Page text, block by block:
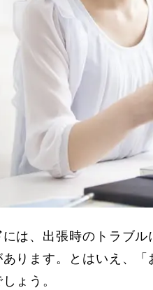
には、出張時のトラブ
ります。とはいえ、
ょう。